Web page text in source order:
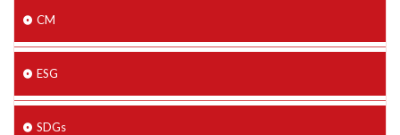
CM
ESG
SDGs